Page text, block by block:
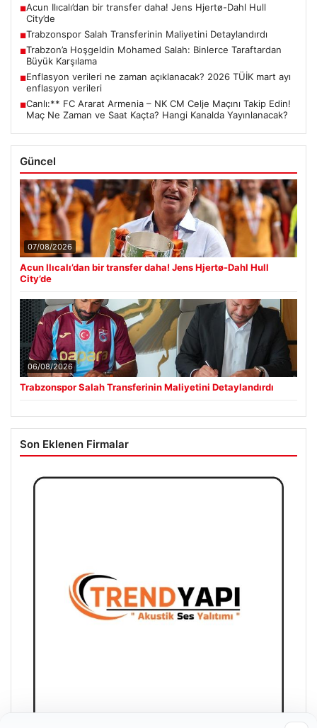
■Acun Ilıcalı’dan bir transfer daha! Jens Hjertø-Dahl Hull
City’de
■Trabzonspor Salah Transferinin Maliyetini Detaylandırdı
■Trabzon’a Hoşgeldin Mohamed Salah: Binlerce Taraftardan
Büyük Karşılama
■Enflasyon verileri ne zaman açıklanacak? 2026 TÜİK mart ayı
enflasyon verileri
■Canlı:** FC Ararat Armenia – NK CM Celje Maçını Takip Edin!
Maç Ne Zaman ve Saat Kaçta? Hangi Kanalda Yayınlanacak?
Güncel
07/08/2026
Acun Ilıcalı’dan bir transfer daha! Jens Hjertø-Dahl Hull
City’de
06/08/2026
Trabzonspor Salah Transferinin Maliyetini Detaylandırdı
Son Eklenen Firmalar